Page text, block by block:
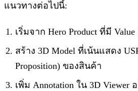
แนวทางต่อไปนี้:
เริ่มจาก Hero Product ที่มี
สร้าง 3D Model ที่เน้นแสดง
Proposition) ของสินค้า
เพิ่ม Annotation ใน 3D